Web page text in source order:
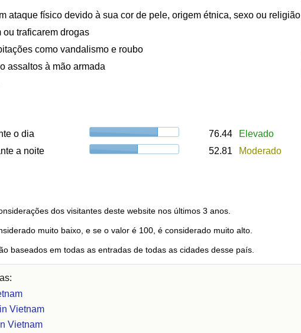
ataque físico devido à sua cor de pele, origem étnica, sexo ou religião
traficarem drogas
como vandalismo e roubo
assaltos à mão armada
o dia 76.44
Elevado
a noite
52.81 Moderado
dos visitantes deste website nos últimos 3 anos.
muito baixo, e se o valor é 100, é considerado muito alto.
baseados em todas as entradas de todas as cidades desse país.
Vietnam
Vietnam